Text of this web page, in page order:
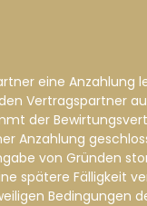
eine Anzahlung
Vertragspartner
der
Anzahlung
von Gründen
spätere Fälligkeit
Bedingungen